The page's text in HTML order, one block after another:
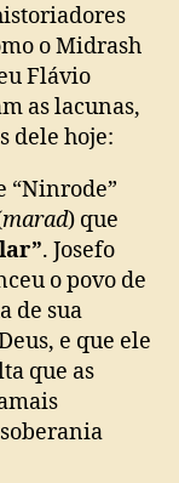
o Midrash
Flávio
as lacunas,
dele hoje:
“Ninrode”
marad) que
. Josefo
o povo de
de sua
e que ele
que as